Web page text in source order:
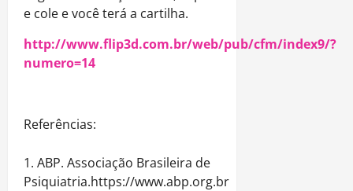
e cole e você terá a cartilha.
http://www.flip3d.com.br/web/pub/cfm/index9/?
numero=14
Referências:
ABP. Associação Brasileira de
Psiquiatria.https://www.abp.org.br